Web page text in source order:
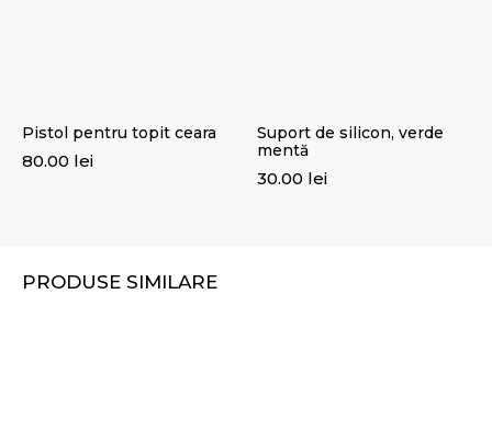
Pistol pentru topit ceara
80.00 lei
Suport de silicon, verde
mentă
30.00 lei
PRODUSE SIMILARE